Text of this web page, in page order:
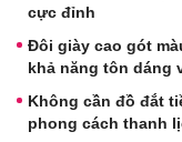
cực đỉnh
Đôi giày cao gót
khả năng tôn dáng
Không cần đồ đắt
phong cách thanh